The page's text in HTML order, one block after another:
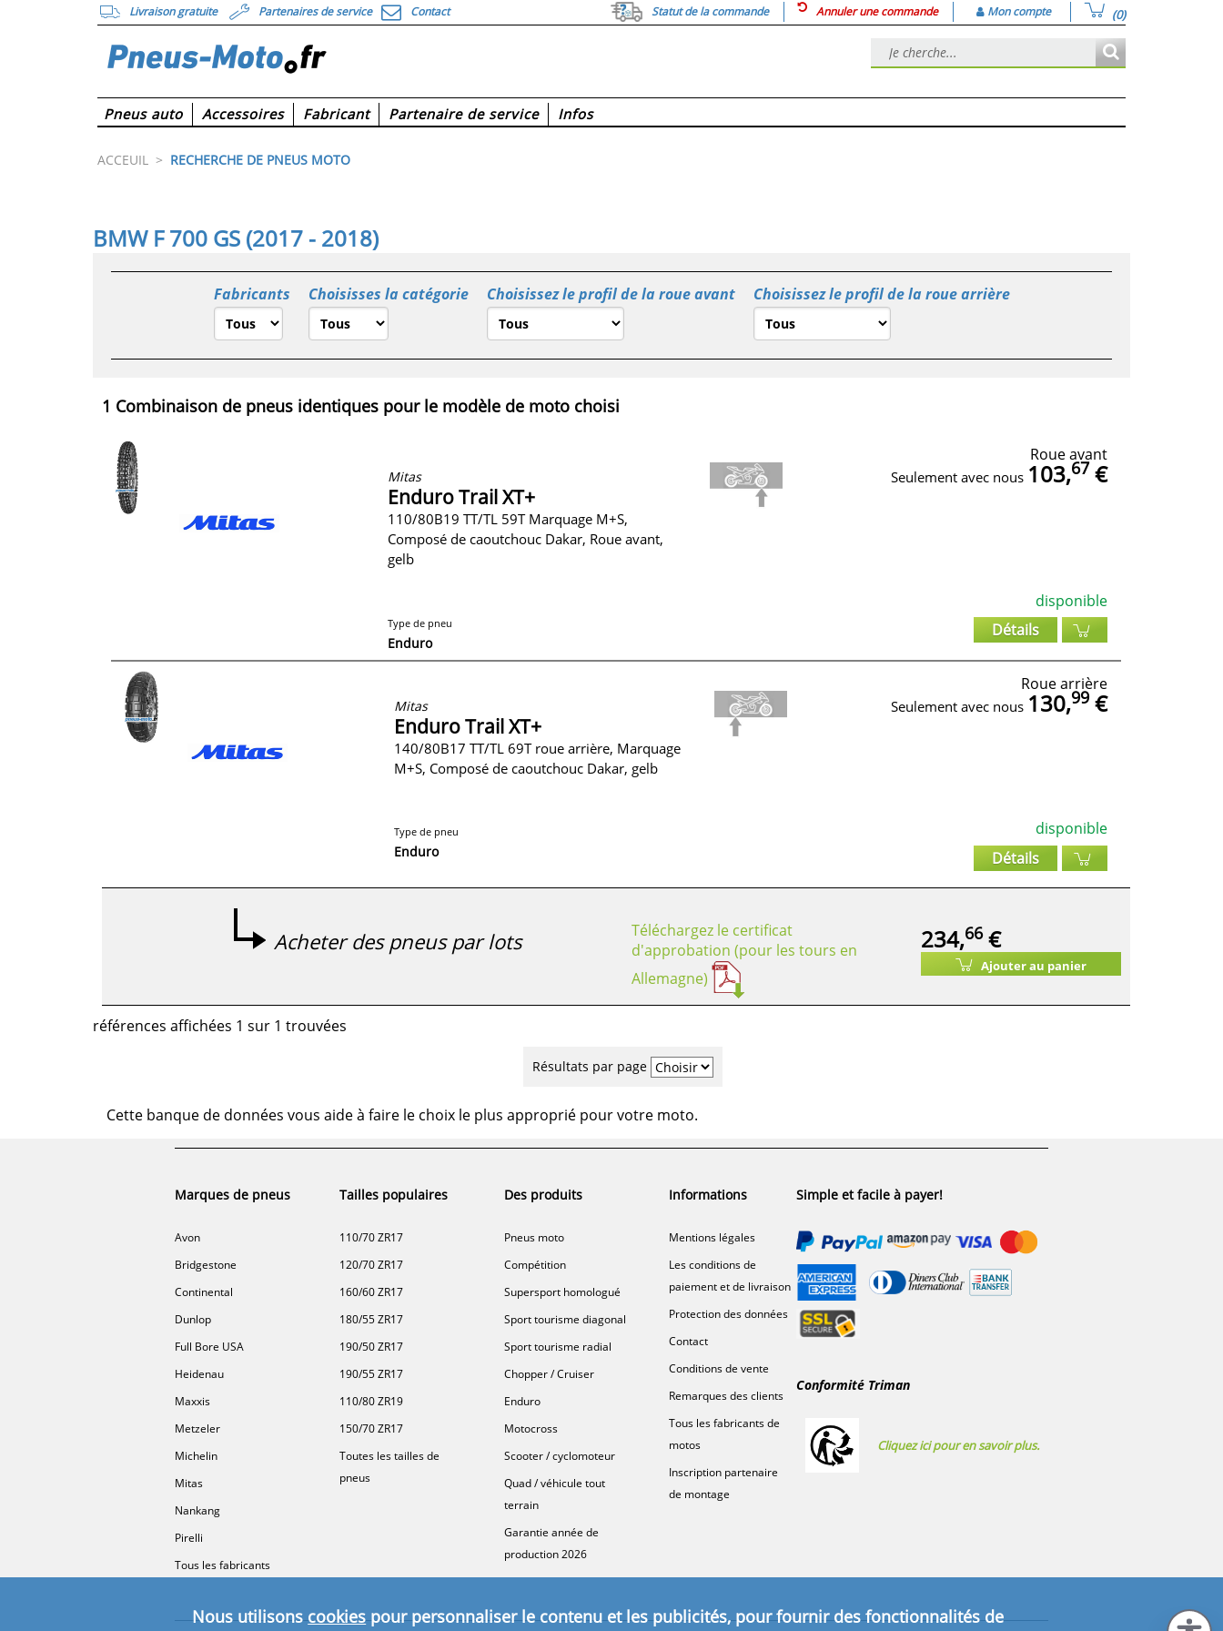
Livraison gratuite Partenaires de service Contact Statut de la commande Annuler une commande Mon compte (0)
Pneus auto Accessoires Fabricant Partenaire de service Infos
ACCEUIL > RECHERCHE DE PNEUS MOTO
BMW F 700 GS (2017 - 2018)
Fabricants Choisisses la catégorie Choisissez le profil de la roue avant Choisissez le profil de la roue arrière
1 Combinaison de pneus identiques pour le modèle de moto choisi
Mitas
Enduro Trail XT+
110/80B19 TT/TL 59T Marquage M+S,
Composé de caoutchouc Dakar, Roue avant,
gelb
Type de pneu
Enduro
Roue avant
Seulement avec nous 103,67€
disponible
Détails
Mitas
Enduro Trail XT+
140/80B17 TT/TL 69T roue arrière, Marquage
M+S, Composé de caoutchouc Dakar, gelb
Type de pneu
Enduro
Roue arrière
Seulement avec nous 130,99 €
disponible
Détails
Acheter des pneus par lots
Téléchargez le certificat
d'approbation (pour les tours en
Allemagne)
234,66€
Ajouter au panier
références affichées 1 sur 1 trouvées
Résultats par page
Cette banque de données vous aide à faire le choix le plus approprié pour votre moto.
Marques de pneus
Avon
Bridgestone
Continental
Dunlop
Full Bore USA
Heidenau
Maxxis
Metzeler
Michelin
Mitas
Nankang
Pirelli
Tous les fabricants
Tailles populaires
110/70 ZR17
120/70 ZR17
160/60 ZR17
180/55 ZR17
190/50 ZR17
190/55 ZR17
110/80 ZR19
150/70 ZR17
Toutes les tailles de
pneus
Des produits
Pneus moto
Compétition
Supersport homologué
Sport tourisme diagonal
Sport tourisme radial
Chopper / Cruiser
Enduro
Motocross
Scooter / cyclomoteur
Quad / véhicule tout
terrain
Garantie année de
production 2026
Informations
Mentions légales
Les conditions de
paiement et de livraison
Protection des données
Contact
Conditions de vente
Remarques des clients
Tous les fabricants de
motos
Inscription partenaire
de montage
Simple et facile à payer!
Conformité Triman
Cliquez ici pour en savoir plus.
Nous utilisonscookiespour personnaliser le contenu et les publicités, pour fournir des fonctionnalités de